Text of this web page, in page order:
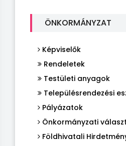
ÖNKORMÁNYZAT
Képviselők
Rendeletek
Testületi anyagok
Településrendezési
Pályázatok
Önkormányzati
Földhivatali